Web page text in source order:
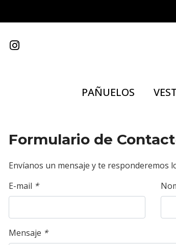
PAÑUELOS
Formulario de
Envíanos un mensaje y te responderemos
E-mail *
Mensaje *